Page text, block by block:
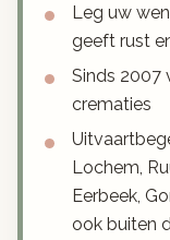
Leg uw
geeft rust
Sinds 2007
crematies
Lochem,
Eerbeek,
ook buiten